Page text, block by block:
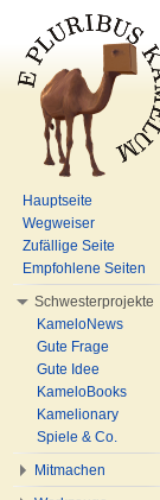
Hauptseite
Wegweiser
Zufällige Seite
Empfohlene Seiten
Schwesterprojekte
KameloNews
Gute Frage
Gute Idee
KameloBooks
Kamelionary
Spiele & Co.
Mitmachen